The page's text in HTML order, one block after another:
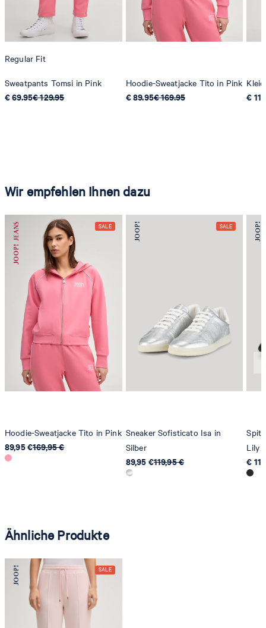
Regular Fit
Sweatpants Tomsi in Pink
€ 69.95€ 129.95
Hoodie-Sweatjacke Tito in Pink
€ 89.95€ 169.95
€
Wir empfehlen Ihnen dazu
Hoodie-Sweatjacke Tito in Pink
89,95 €169,95 €
Sneaker Sofisticato Isa in
Silber
89,95 €119,95 €
Lily
€
Ähnliche Produkte